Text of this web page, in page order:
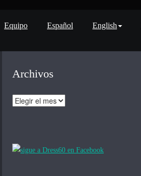
Equipo Español English
Archivos
Archivos